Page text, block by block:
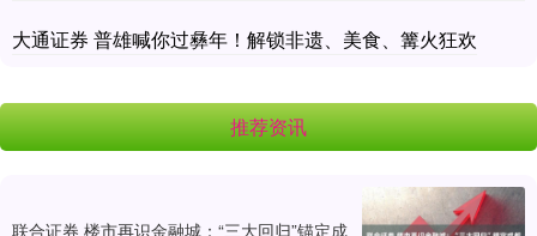
大通证券 普雄喊你过彝年！解锁非遗、美食、篝火狂欢
推荐资讯
联合证券 楼市再识金融城：“三大回归”锚定成